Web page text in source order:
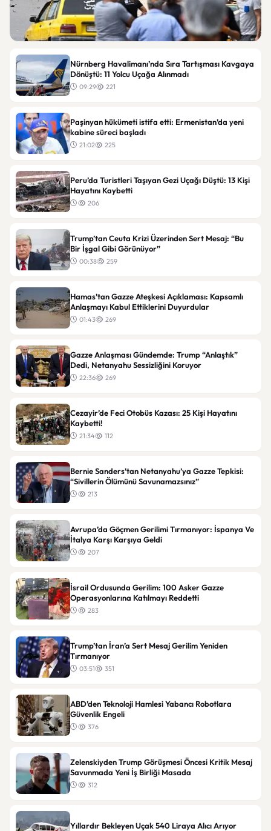
Dünya
Şam’da minibüse bombalı saldırı: Patlamada
yaralılar olduğu bildirildi
Nürnberg Havalimanı’nda Sıra Tartışması Kavgaya
Dönüştü: 11 Yolcu Uçağa Alınmadı
09:29 221
Paşinyan hükümeti istifa etti: Ermenistan’da yeni
kabine süreci başladı
21:02 225
Peru’da Turistleri Taşıyan Gezi Uçağı Düştü: 13 Kişi
Hayatını Kaybetti
206
Trump’tan Ceuta Krizi Üzerinden Sert Mesaj: “Bu
Bir İşgal Gibi Görünüyor”
00:38 259
Hamas’tan Gazze Ateşkesi Açıklaması: Kapsamlı
Anlaşmayı Kabul Ettiklerini Duyurdular
01:43 269
Gazze Anlaşması Gündemde: Trump “Anlaştık”
Dedi, Netanyahu Sessizliğini Koruyor
22:36 269
Cezayir’de Feci Otobüs Kazası: 25 Kişi Hayatını
Kaybetti!
21:34 112
Bernie Sanders’tan Netanyahu’ya Gazze Tepkisi:
“Sivillerin Ölümünü Savunamazsınız”
213
Avrupa’da Göçmen Gerilimi Tırmanıyor: İspanya Ve
İtalya Karşı Karşıya Geldi
207
İsrail Ordusunda Gerilim: 100 Asker Gazze
Operasyonlarına Katılmayı Reddetti
283
Trump’tan İran’a Sert Mesaj Gerilim Yeniden
Tırmanıyor
03:51 351
ABD’den Teknoloji Hamlesi Yabancı Robotlara
Güvenlik Engeli
376
Zelenskiyden Trump Görüşmesi Öncesi Kritik Mesaj
Savunmada Yeni İş Birliği Masada
312
Yıllardır Bekleyen Uçak 540 Liraya Alıcı Arıyor